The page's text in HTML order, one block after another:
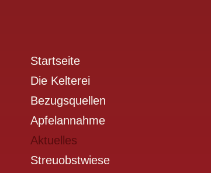
Startseite
Die Kelterei
Bezugsquellen
Apfelannahme
Aktuelles
Streuobstwiese